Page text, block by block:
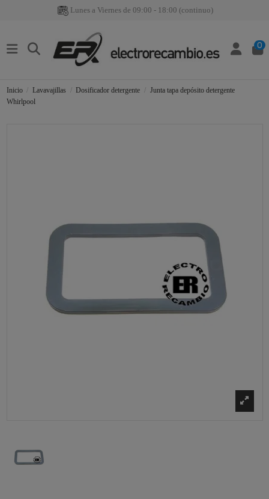
Lunes a Viernes de 09:00 - 18:00 (continuo)
0
Inicio Lavavajillas Dosificador detergente
Junta tapa depósito detergente
Whirlpool